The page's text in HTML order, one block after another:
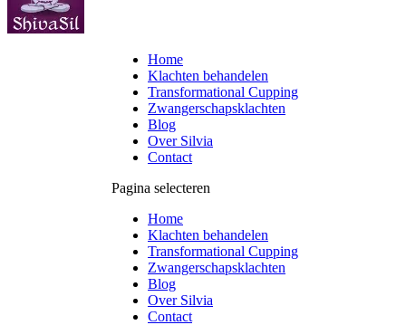
Home
Klachten behandelen
Transformational Cupping
Zwangerschapsklachten
Blog
Over Silvia
Contact
Pagina selecteren
Home
Klachten behandelen
Transformational Cupping
Zwangerschapsklachten
Blog
Over Silvia
Contact